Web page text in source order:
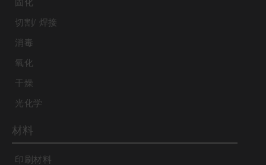
固化
切割/ 焊接
消毒
氧化
干燥
光化学
材料
印刷材料